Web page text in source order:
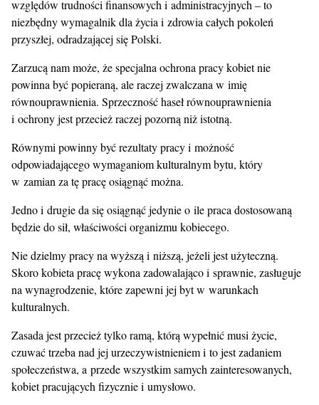
względów trudności finansowych i administracyjnych – to
niezbędny wymagalnik dla życia i zdrowia całych pokoleń
przyszłej, odradzającej się Polski.
Zarzucą nam może, że specjalna ochrona pracy kobiet nie
powinna być popieraną, ale raczej zwalczana w imię
równouprawnienia. Sprzeczność haseł równouprawnienia
i ochrony jest przecież raczej pozorną niż istotną.
Równymi powinny być rezultaty pracy i możność
odpowiadającego wymaganiom kulturalnym bytu, który
w zamian za tę pracę osiągnąć można.
Jedno i drugie da się osiągnąć jedynie o ile praca dostosowaną
będzie do sił, właściwości organizmu kobiecego.
Nie dzielmy pracy na wyższą i niższą, jeżeli jest użyteczną.
Skoro kobieta pracę wykona zadowalająco i sprawnie, zasługuje
na wynagrodzenie, które zapewni jej byt w warunkach
kulturalnych.
Zasada jest przecież tylko ramą, którą wypełnić musi życie,
czuwać trzeba nad jej urzeczywistnieniem i to jest zadaniem
społeczeństwa, a przede wszystkim samych zainteresowanych,
kobiet pracujących fizycznie i umysłowo.